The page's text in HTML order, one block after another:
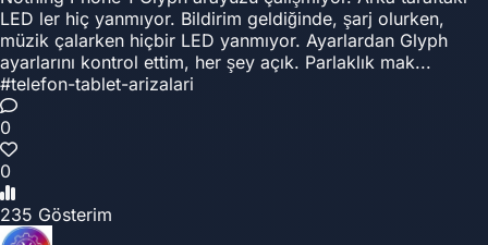
LED ler hiç yanmıyor. Bildirim geldiğinde, şarj olurken,
müzik çalarken hiçbir LED yanmıyor. Ayarlardan Glyph
ayarlarını kontrol ettim, her şey açık. Parlaklık mak...
#telefon-tablet-arizalari
0
0
235 Gösterim